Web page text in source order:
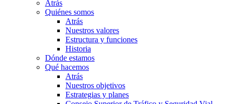
Atrás
Quiénes somos
Atrás
Nuestros valores
Estructura y funciones
Historia
Dónde estamos
Qué hacemos
Atrás
Nuestros objetivos
Estrategias y planes